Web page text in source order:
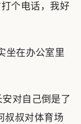
个电话，我好
坐在办公室里
对自己倒是了
叔叔对体育场